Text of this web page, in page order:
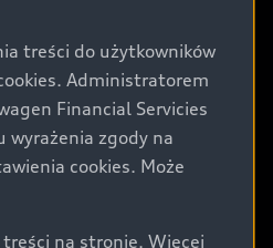
treści do użytkowników
Administratorem
Financial Servicies
wyrażenia zgody na
cookies. Może
na stronie. Więcej